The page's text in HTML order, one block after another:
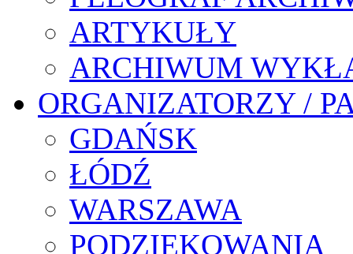
ARTYKUŁY
ARCHIWUM
ORGANIZATORZY /
GDAŃSK
ŁÓDŹ
WARSZAWA
PODZIĘKOWANIA